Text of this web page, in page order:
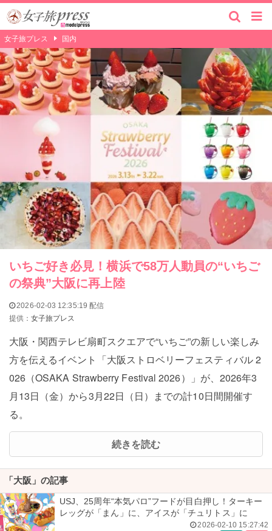
女子旅プレス 国内
いちご好き必見！横浜で58万人動員の“いちご
の祭典”大阪に再上陸
2026-02-03 12:35:19 配信
提供：女子旅プレス
大阪・関⻄テレビ扇町スクエアで“いちご”の新しい楽しみ
⽅を伝えるイベント「⼤阪ストロベリーフェスティバル 2
026（OSAKA Strawberry Festival 2026）」が、2026年3
⽉13⽇（⾦）から3⽉22⽇（⽇）までの計10日間開催す
る。
続きを読む
「大阪」の記事
USJ、25周年“本気パロ”フードが目白押し！ターキー
レッグが「まん」に、アイスが「チュリトス」に
2026-02-10 15:27:42